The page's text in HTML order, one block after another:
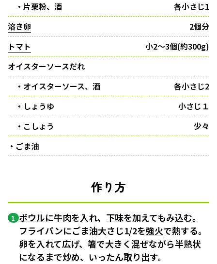
・片栗粉、酒
各小さじ1
溶き卵
2個分
トマト
小2〜3個(約300g)
オイスターソースだれ
・オイスターソース、酒
各小さじ2
・しょうゆ
小さじ１
・こしょう
少々
・ごま油
作り方
1 ボウルに牛肉を入れ、 下味を加えてもみ込む。
フライパンにごま油大さじ1/2を強火で熱する。
卵を入れて広げ、箸で大きく混ぜながら半熟状
になるまで炒め、いったん取り出す。